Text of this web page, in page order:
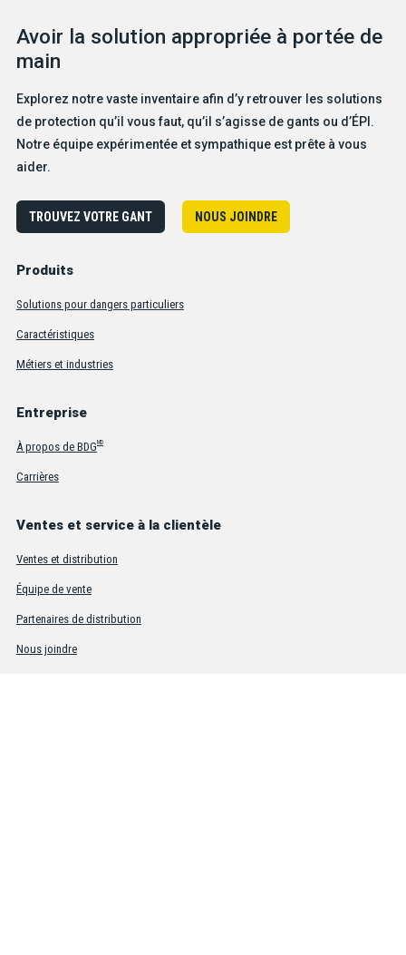
Avoir la solution appropriée à portée de
main
Explorez notre vaste inventaire afin d’y retrouver les solutions
de protection qu’il vous faut, qu’il s’agisse de gants ou d’ÉPI.
Notre équipe expérimentée et sympathique est prête à vous
aider.
TROUVEZ VOTRE GANT NOUS JOINDRE
Produits
Solutions pour dangers particuliers
Caractéristiques
Métiers et industries
Entreprise
À propos de BDGMD
Carrières
Ventes et service à la clientèle
Ventes et distribution
Équipe de vente
Partenaires de distribution
Nous joindre